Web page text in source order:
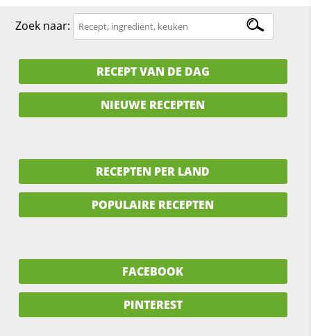
Zoek naar:
RECEPT VAN DE DAG
NIEUWE RECEPTEN
RECEPTEN PER LAND
POPULAIRE RECEPTEN
FACEBOOK
PINTEREST